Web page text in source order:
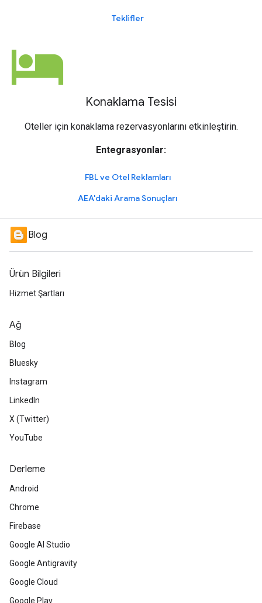
Teklifler
hotel
Konaklama Tesisi
Oteller için konaklama rezervasyonlarını etkinleştirin.
Entegrasyonlar:
FBL ve Otel Reklamları
AEA'daki Arama Sonuçları
Blog
Ürün Bilgileri
Hizmet Şartları
Ağ
Blog
Bluesky
Instagram
LinkedIn
X (Twitter)
YouTube
Derleme
Android
Chrome
Firebase
Google AI Studio
Google Antigravity
Google Cloud
Google Play